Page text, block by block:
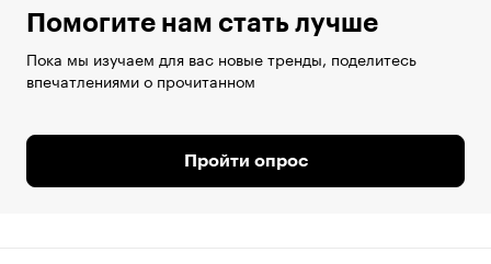
Помогите нам стать лучше
Пока мы изучаем для вас новые тренды, поделитесь
впечатлениями о прочитанном
Пройти опрос